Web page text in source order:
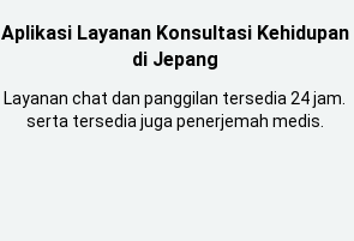
Aplikasi Layanan Konsultasi Kehidupan
di Jepang
Layanan chat dan panggilan tersedia 24 jam.
serta tersedia juga penerjemah medis.